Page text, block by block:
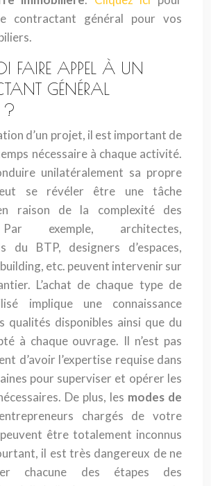
contractant général pour vos
FAIRE APPEL À UN
GÉNÉRAL
?
d’un projet, il est important de
nécessaire à chaque activité.
unilatéralement sa propre
se révéler être une tâche
raison de la complexité des
exemple, architectes,
du BTP, designers d’espaces,
etc. peuvent intervenir sur
L’achat de chaque type de
implique une connaissance
qualités disponibles ainsi que du
à chaque ouvrage. Il n’est pas
d’avoir l’expertise requise dans
pour superviser et opérer les
De plus, les modes de
chargés de votre
être totalement inconnus
il est très dangereux de ne
chacune des étapes des